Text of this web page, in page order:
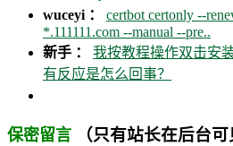
wuceyi ： certbot certonly --
*.111111.com --manual --pre..
新手 ： 我按教程操作双击安
有反应是怎么回事？
保密留言 （只有站长在后台可